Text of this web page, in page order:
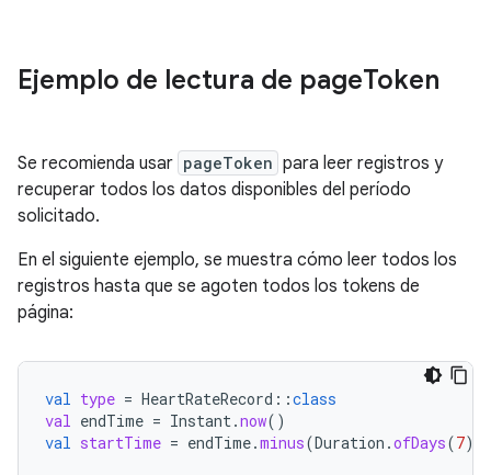
Ejemplo de lectura de pageToken
Se recomienda usar pageToken para leer registros y
recuperar todos los datos disponibles del período
solicitado.
En el siguiente ejemplo, se muestra cómo leer todos los
registros hasta que se agoten todos los tokens de
página:
val type = HeartRateRecord ::class
val endTime = Instant.now()
val startTime = endTime.minus(Duration .ofDays(7))